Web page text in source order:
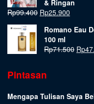
& Ringan
Rp99.400 Rp25.900
Romano Eau
100 ml
Rp71.500 Rp
Pintasan
Mengapa Tulisan Saya